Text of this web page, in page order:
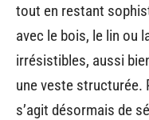
tout en restant
avec le bois, le lin ou
irrésistibles, aussi
une veste structurée.
s’agit désormais de